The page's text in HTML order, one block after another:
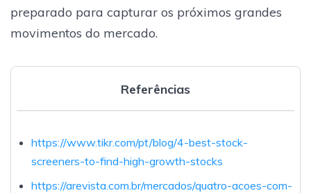
preparado para capturar os próximos grandes
movimentos do mercado.
Referências
https://www.tikr.com/pt/blog/4-best-stock-
screeners-to-find-high-growth-stocks
https://arevista.com.br/mercados/quatro-acoes-com-